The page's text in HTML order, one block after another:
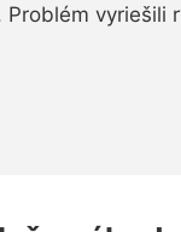
Problém vyriešili